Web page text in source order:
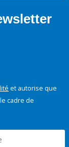
et autorise que
cadre de